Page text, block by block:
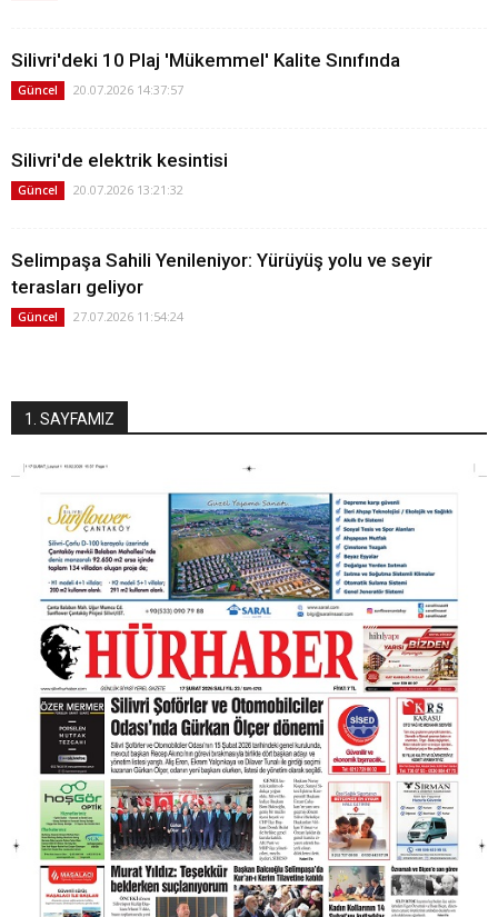
Silivri'deki 10 Plaj 'Mükemmel' Kalite Sınıfında
Güncel 20.07.2026 14:37:57
Silivri'de elektrik kesintisi
Güncel 20.07.2026 13:21:32
Selimpaşa Sahili Yenileniyor: Yürüyüş yolu ve seyir
terasları geliyor
Güncel 27.07.2026 11:54:24
1. SAYFAMIZ